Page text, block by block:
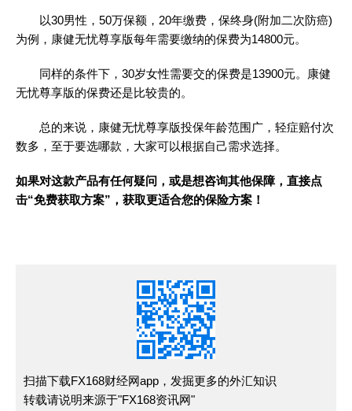
以30男性，50万保额，20年缴费，保终身(附加二次防癌)
为例，康健无忧尊享版每年需要缴纳的保费为14800元。
同样的条件下，30岁女性需要交的保费是13900元。康健
无忧尊享版的保费还是比较贵的。
总的来说，康健无忧尊享版投保年龄范围广，轻症赔付次
数多，至于要选哪款，大家可以根据自己需求选择。
如果对这款产品有任何疑问，或是想咨询其他保障，直接点
击“免费获取方案”，获取更适合您的保险方案！
扫描下载FX168财经网app，发掘更多的外汇知识
转载请说明来源于"FX168资讯网"